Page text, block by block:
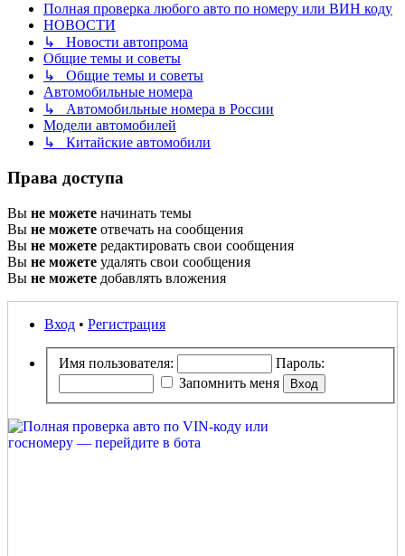
Полная проверка любого авто по номеру или ВИН коду
НОВОСТИ
↳ Новости автопрома
Общие темы и советы
↳ Общие темы и советы
Автомобильные номера
↳ Автомобильные номера в России
Модели автомобилей
↳ Китайские автомобили
Права доступа
Вы не можете начинать темы
Вы не можете отвечать на сообщения
Вы не можете редактировать свои сообщения
Вы не можете удалять свои сообщения
Вы не можете добавлять вложения
Вход • Регистрация
Имя пользователя:
Пароль:
Запомнить меня